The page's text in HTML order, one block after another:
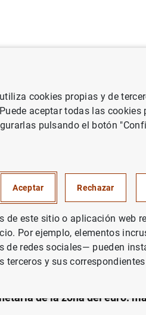
Europeo Notas de prensa del
ESPAÑA
de la zona del euro:
cookies propias y de
aceptar todas las
pulsando el botón
Aceptar Rechazar
de este sitio o aplicación web
Por ejemplo, elementos
de redes sociales— pueden
terceros y sus